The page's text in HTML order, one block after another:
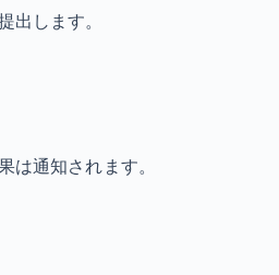
出します。
は通知されます。